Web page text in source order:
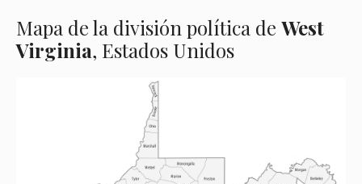
Mapa de la división política de West
Virginia, Estados Unidos